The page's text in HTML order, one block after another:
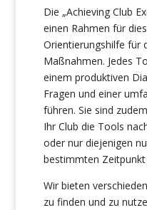
Die „Achieving Club
einen Rahmen für
Orientierungshilfe für
Maßnahmen. Jedes
einem produktiven
Fragen und einer
führen. Sie sind
Ihr Club die Tools
oder nur diejenigen
bestimmten
Wir bieten
zu finden und zu